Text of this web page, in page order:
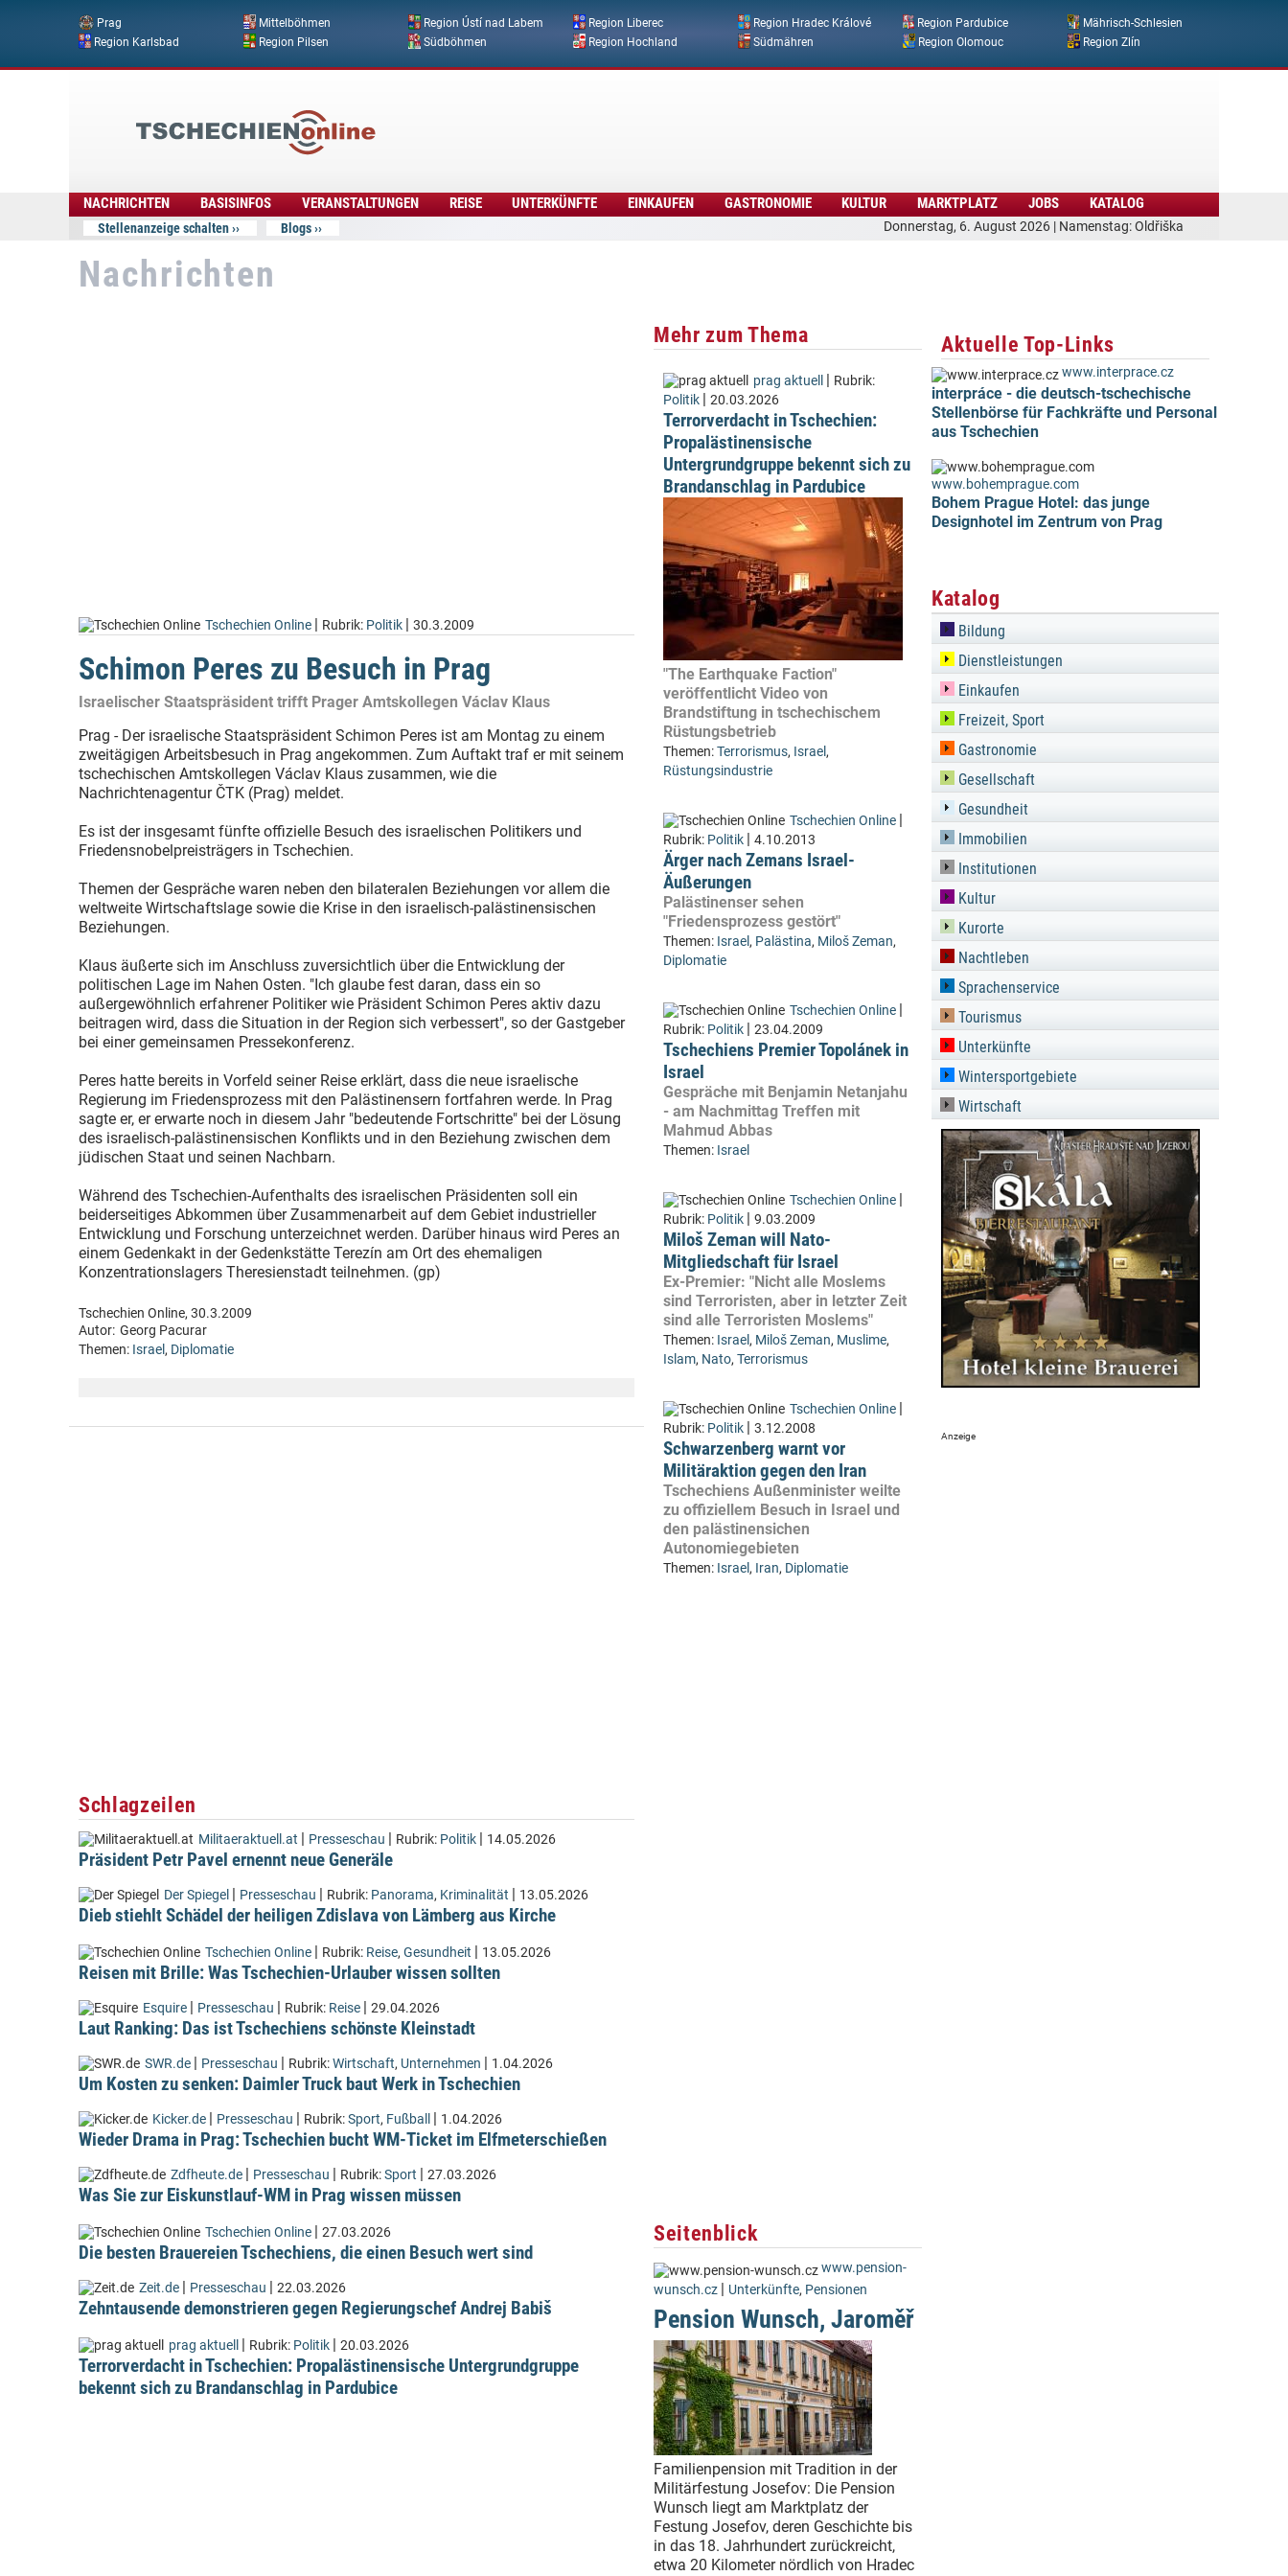
Direkt zum Inhalt
Prag Mittelböhmen Region Ústí nad Labem Region Liberec Region Hradec Králové Region Pardubice
Mährisch-Schlesien
Region Karlsbad
Region Pilsen Südböhmen Region Hochland Südmähren Region Olomouc Region Zlín
Donnerstag, 6. August 2026 | Namenstag: Oldřiška
Online
NACHRICHTEN BASISINFOS VERANSTALTUNGEN REISE UNTERKÜNFTE EINKAUFEN GASTRONOMIE KULTUR MARKTPLATZ JOBS KATALOG
Stellenanzeige schalten Blogs
Nachrichten
Tschechien Online | Rubrik: Politik | 30.3.2009
Schimon Peres zu Besuch in Prag
Israelischer Staatspräsident trifft Prager Amtskollegen Václav Klaus
Prag - Der israelische Staatspräsident Schimon Peres ist am Montag zu einem
zweitägigen Arbeitsbesuch in Prag angekommen. Zum Auftakt traf er mit seinem
tschechischen Amtskollegen Václav Klaus zusammen, wie die
Nachrichtenagentur ČTK (Prag) meldet.
Es ist der insgesamt fünfte offizielle Besuch des israelischen Politikers und
Friedensnobelpreisträgers in Tschechien.
Themen der Gespräche waren neben den bilateralen Beziehungen vor allem die
weltweite Wirtschaftslage sowie die Krise in den israelisch-palästinensischen
Beziehungen.
Klaus äußerte sich im Anschluss zuversichtlich über die Entwicklung der
politischen Lage im Nahen Osten. "Ich glaube fest daran, dass ein so
außergewöhnlich erfahrener Politiker wie Präsident Schimon Peres aktiv dazu
beitragen wird, dass die Situation in der Region sich verbessert", so der Gastgeber
bei einer gemeinsamen Pressekonferenz.
Peres hatte bereits in Vorfeld seiner Reise erklärt, dass die neue israelische
Regierung im Friedensprozess mit den Palästinensern fortfahren werde. In Prag
sagte er, er erwarte noch in diesem Jahr "bedeutende Fortschritte" bei der Lösung
des israelisch-palästinensischen Konflikts und in den Beziehung zwischen dem
jüdischen Staat und seinen Nachbarn.
Während des Tschechien-Aufenthalts des israelischen Präsidenten soll ein
beiderseitiges Abkommen über Zusammenarbeit auf dem Gebiet industrieller
Entwicklung und Forschung unterzeichnet werden. Darüber hinaus wird Peres an
einem Gedenkakt in der Gedenkstätte Terezín am Ort des ehemaligen
Konzentrationslagers Theresienstadt teilnehmen. (gp)
Tschechien Online, 30.3.2009
Autor: Georg Pacurar
Themen: Israel, Diplomatie
Schlagzeilen
Militaeraktuell.at | Presseschau | Rubrik: Politik | 14.05.2026
Präsident Petr Pavel ernennt neue Generäle
Der Spiegel | Presseschau | Rubrik: Panorama, Kriminalität | 13.05.2026
Dieb stiehlt Schädel der heiligen Zdislava von Lämberg aus Kirche
Tschechien Online | Rubrik: Reise, Gesundheit | 13.05.2026
Reisen mit Brille: Was Tschechien-Urlauber wissen sollten
Esquire | Presseschau | Rubrik: Reise | 29.04.2026
Laut Ranking: Das ist Tschechiens schönste Kleinstadt
SWR.de | Presseschau | Rubrik:Wirtschaft, Unternehmen | 1.04.2026
Um Kosten zu senken: Daimler Truck baut Werk in Tschechien
Kicker.de | Presseschau | Rubrik:Sport, Fußball | 1.04.2026
Wieder Drama in Prag: Tschechien bucht WM-Ticket im Elfmeterschießen
Zdfheute.de | Presseschau | Rubrik:Sport | 27.03.2026
Was Sie zur Eiskunstlauf-WM in Prag wissen müssen
Tschechien Online | 27.03.2026
Die besten Brauereien Tschechiens, die einen Besuch wert sind
Zeit.de | Presseschau | 22.03.2026
Zehntausende demonstrieren gegen Regierungschef Andrej Babiš
prag aktuell | Rubrik: Politik | 20.03.2026
Terrorverdacht in Tschechien: Propalästinensische Untergrundgruppe
bekennt sich zu Brandanschlag in Pardubice
Mehr zum Thema
prag aktuell | Rubrik:
Politik | 20.03.2026
Terrorverdacht in Tschechien:
Propalästinensische
Untergrundgruppe bekennt sich zu
Brandanschlag in Pardubice
"The Earthquake Faction"
veröffentlicht Video von
Brandstiftung in tschechischem
Rüstungsbetrieb
Themen:Terrorismus, Israel,
Rüstungsindustrie
Tschechien Online |
Rubrik: Politik | 4.10.2013
Ärger nach Zemans Israel-
Äußerungen
Palästinenser sehen
"Friedensprozess gestört"
Themen: Israel, Palästina, Miloš Zeman,
Diplomatie
Tschechien Online |
Rubrik: Politik | 23.04.2009
Tschechiens Premier Topolánek in
Israel
Gespräche mit Benjamin Netanjahu
- am Nachmittag Treffen mit
Mahmud Abbas
Themen: Israel
Tschechien Online |
Rubrik: Politik | 9.03.2009
Miloš Zeman will Nato-
Mitgliedschaft für Israel
Ex-Premier: "Nicht alle Moslems
sind Terroristen, aber in letzter Zeit
sind alle Terroristen Moslems"
Themen: Israel, Miloš Zeman, Muslime,
Islam, Nato, Terrorismus
Tschechien Online |
Rubrik: Politik | 3.12.2008
Schwarzenberg warnt vor
Militäraktion gegen den Iran
Tschechiens Außenminister weilte
zu offiziellem Besuch in Israel und
den palästinensichen
Autonomiegebieten
Themen: Israel, Iran, Diplomatie
Seitenblick
www.pension-
wunsch.cz | Unterkünfte, Pensionen
Pension Wunsch, Jaroměř
Familienpension mit Tradition in der
Militärfestung Josefov: Die Pension
Wunsch liegt am Marktplatz der
Festung Josefov, deren Geschichte bis
in das 18. Jahrhundert zurückreicht,
etwa 20 Kilometer nördlich von Hradec
Aktuelle Top-Links
www.interprace.cz
interpráce - die deutsch-tschechische
Stellenbörse für Fachkräfte und Personal
aus Tschechien
www.bohemprague.com
Bohem Prague Hotel: das junge
Designhotel im Zentrum von Prag
Katalog
Bildung
Dienstleistungen
Einkaufen
Freizeit, Sport
Gastronomie
Gesellschaft
Gesundheit
Immobilien
Institutionen
Kultur
Kurorte
Nachtleben
Sprachenservice
Tourismus
Unterkünfte
Wintersportgebiete
Wirtschaft